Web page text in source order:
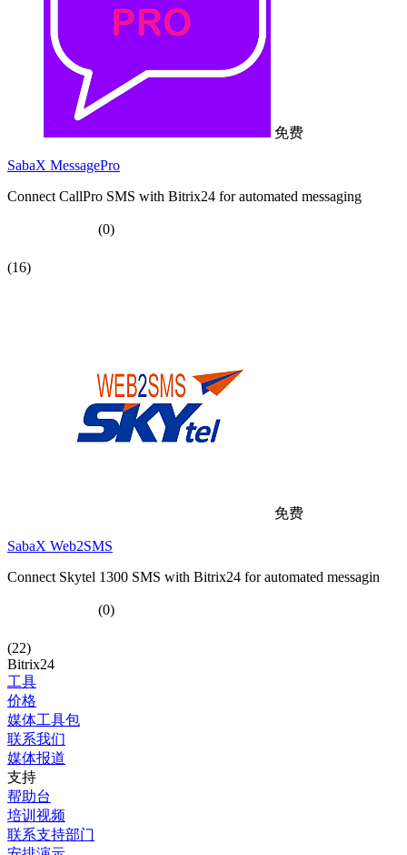
免费
SabaX MessagePro
Connect CallPro SMS with Bitrix24 for automated messaging
(0)
(16)
免费
SabaX Web2SMS
Connect Skytel 1300 SMS with Bitrix24 for automated messagin
(0)
(22)
Bitrix24
工具
价格
媒体工具包
联系我们
媒体报道
支持
帮助台
培训视频
联系支持部门